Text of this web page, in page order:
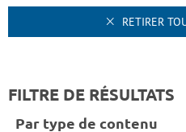
RETIRER
FILTRE DE RÉSULTATS
Par type de contenu